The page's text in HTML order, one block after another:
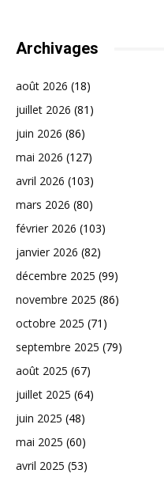
Archivages
août 2026 (18)
juillet 2026 (81)
juin 2026 (86)
mai 2026 (127)
avril 2026 (103)
mars 2026 (80)
février 2026 (103)
janvier 2026 (82)
décembre 2025 (99)
novembre 2025 (86)
octobre 2025 (71)
septembre 2025 (79)
août 2025 (67)
juillet 2025 (64)
juin 2025 (48)
mai 2025 (60)
avril 2025 (53)